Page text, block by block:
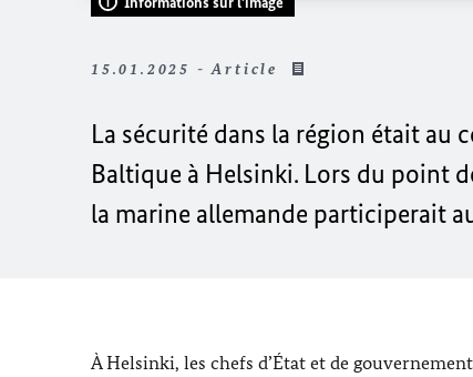
15.01.2025 - Article
La sécurité dans la région était au
Baltique à Helsinki. Lors du point
la marine allemande participerait
À Helsinki, les chefs d’État et de